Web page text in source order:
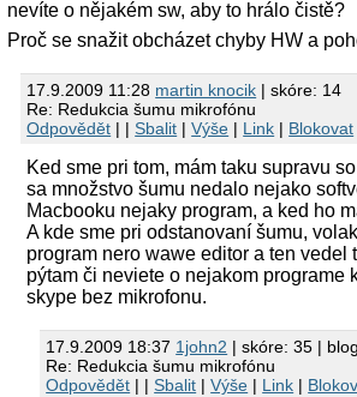
nevíte o nějakém sw, aby to hrálo čistě?
Proč se snažit obcházet chyby HW a
17.9.2009 11:28 martin knocik | skóre: 14
Re: Redukcia šumu mikrofónu
Odpovědět | |Sbalit |Výše | Link | Blokovat
Ked sme pri tom, mám taku supravu
sa množstvo šumu nedalo nejako
Macbooku nejaky program, a ked ho
A kde sme pri odstanovaní šumu,
program nero wawe editor a ten
pýtam či neviete o nejakom programe
skype bez mikrofonu.
17.9.2009 18:37 1john2 | skóre: 35 |
Re: Redukcia šumu mikrofónu
Odpovědět | |Sbalit |Výše | Link |